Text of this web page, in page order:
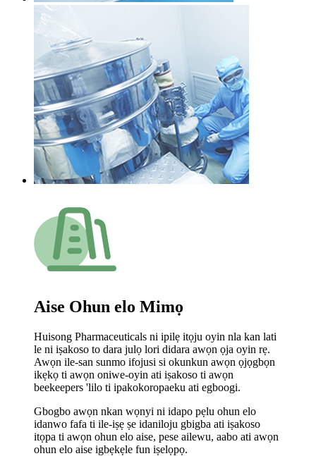
Aise Ohun elo Mimọ
Huisong Pharmaceuticals ni ipilẹ itọju oyin nla kan lati
le ni iṣakoso to dara julọ lori didara awọn ọja oyin rẹ.
Awọn ile-san sunmo ifojusi si okunkun awọn ọjọgbọn
ikẹkọ ti awọn oniwe-oyin ati iṣakoso ti awọn
beekeepers 'lilo ti ipakokoropaeku ati egboogi.
Gbogbo awọn nkan wọnyi ni idapo pẹlu ohun elo
idanwo fafa ti ile-iṣẹ ṣe idaniloju gbigba ati iṣakoso
itọpa ti awọn ohun elo aise, pese ailewu, aabo ati awọn
ohun elo aise igbẹkẹle fun iṣelọpọ.